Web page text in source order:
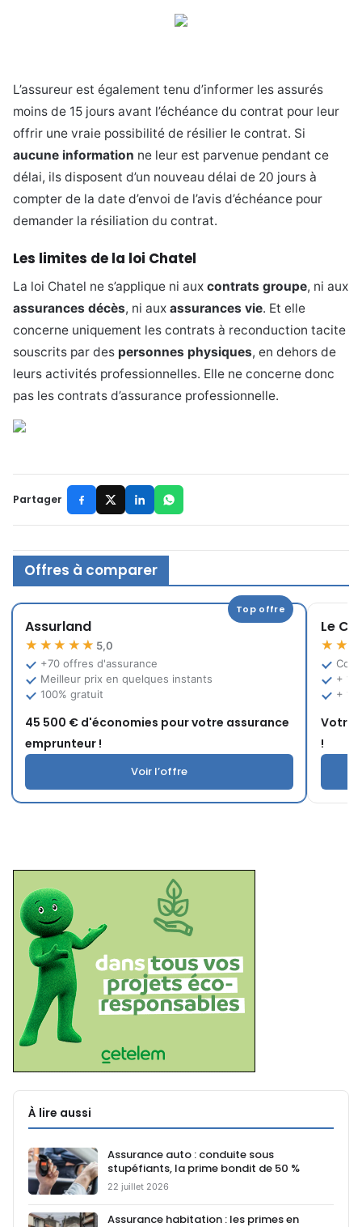
L’assureur est également tenu d’informer les assurés
moins de 15 jours avant l’échéance du contrat pour leur
offrir une vraie possibilité de résilier le contrat. Si
aucune information ne leur est parvenue pendant ce
délai, ils disposent d’un nouveau délai de 20 jours à
compter de la date d’envoi de l’avis d’échéance pour
demander la résiliation du contrat.
Les limites de la loi Chatel
La loi Chatel ne s’applique ni aux contrats groupe, ni aux
assurances décès, ni aux assurances vie. Et elle
concerne uniquement les contrats à reconduction tacite
souscrits par des personnes physiques, en dehors de
leurs activités professionnelles. Elle ne concerne donc
pas les contrats d’assurance professionnelle.
Partager
Offres à comparer
Top offre
Assurland
★★★★★ 5,0
+70 offres d'assurance
Meilleur prix en quelques instants
100% gratuit
45 500 € d'économies pour votre assurance
emprunteur !
Voir l’offre
Le
+
+ 10
Votre
!
À lire aussi
Assurance auto : conduite sous
stupéfiants, la prime bondit de 50 %
22 juillet 2026
Assurance habitation : les primes en